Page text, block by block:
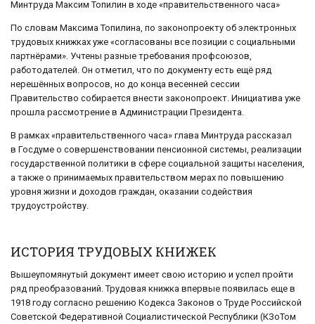
Минтруда Максим Топилин в ходе «правительственного часа»
По словам Максима Топилина, по законопроекту об электронных
трудовых книжках уже «согласованы все позиции с социальными
партнёрами». Учтены разные требования профсоюзов,
работодателей. Он отметил, что по документу есть ещё ряд
нерешённых вопросов, но до конца весенней сессии
Правительство собирается внести законопроект. Инициатива уже
прошла рассмотрение в Администрации Президента.
В рамках «правительственного часа» глава Минтруда рассказал
в Госдуме о совершенствовании пенсионной системы, реализации
государственной политики в сфере социальной защиты населения,
а также о принимаемых правительством мерах по повышению
уровня жизни и доходов граждан, оказании содействия
трудоустройству.
ИСТОРИЯ ТРУДОВЫХ КНИЖЕК
Вышеупомянутый документ имеет свою историю и успел пройти
ряд преобразований. Трудовая книжка впервые появилась еще в
1918 году согласно решению Кодекса Законов о Труде Российской
Советской Федеративной Социалистической Республики (КЗоТом